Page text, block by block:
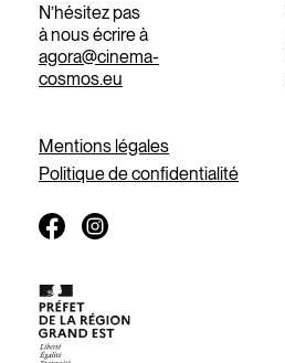
N’hésitez pas
à nous écrire à
agora@cinema-
cosmos.eu
Mentions légales
Politique de confidentialité